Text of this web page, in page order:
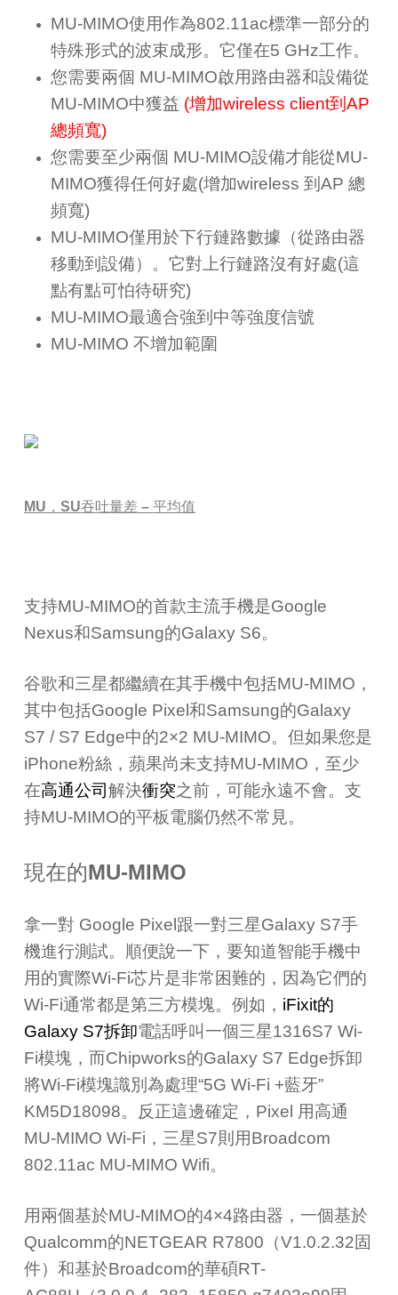
MU-MIMO使用作為802.11ac標準一部分的
特殊形式的波束成形。它僅在5 GHz工作。
您需要兩個 MU-MIMO啟用路由器和設備從
MU-MIMO中獲益 (增加wireless client到AP
總頻寬)
您需要至少兩個 MU-MIMO設備才能從MU-
MIMO獲得任何好處(增加wireless 到AP 總
頻寬)
MU-MIMO僅用於下行鏈路數據（從路由器
移動到設備）。它對上行鏈路沒有好處(這
點有點可怕待研究)
MU-MIMO最適合強到中等強度信號
MU-MIMO 不增加範圍
MU ， SU吞吐量差 – 平均值
支持MU-MIMO的首款主流手機是Google
Nexus和Samsung的Galaxy S6。
谷歌和三星都繼續在其手機中包括MU-MIMO ，
其中包括Google Pixel 和Samsung的Galaxy
S7 / S7 Edge中的2×2 MU-MIMO。但如果您是
iPhone粉絲，蘋果尚未支持MU-MIMO ，至少
在高通公司解決衝突之前，可能永遠不會。支
持MU-MIMO的平板電腦仍然不常見。
現在的MU-MIMO
拿一對 Google Pixel跟一對三星Galaxy S7手
機進行測試。順便說一下，要知道智能手機中
用的實際Wi-Fi芯片是非常困難的，因為它們的
Wi-Fi通常都是第三方模塊。例如， iFixit的
Galaxy S7拆卸電話呼叫一個三星1316S7 Wi-
Fi模塊，而Chipworks的Galaxy S7 Edge拆卸
將Wi-Fi模塊識別為處理“5G Wi-Fi +藍牙”
KM5D18098。反正這邊確定， Pixel 用高通
MU-MIMO Wi-Fi ，三星S7則用Broadcom
802.11ac MU-MIMO Wifi。
用兩個基於MU-MIMO的4×4路由器，一個基於
Qualcomm的NETGEAR R7800 （V1.0.2.32固
件）和基於Broadcom的華碩RT-